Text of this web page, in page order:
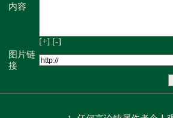
内容
[+] [-]
图片链
接